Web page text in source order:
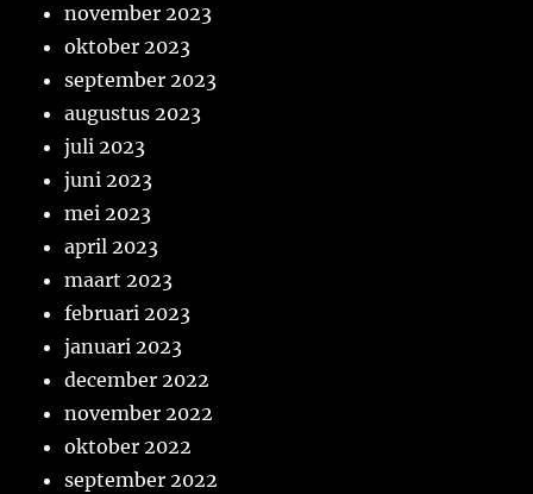
november 2023
oktober 2023
september 2023
augustus 2023
juli 2023
juni 2023
mei 2023
april 2023
maart 2023
februari 2023
januari 2023
december 2022
november 2022
oktober 2022
september 2022